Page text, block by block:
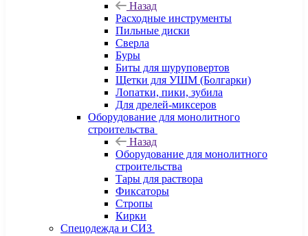
Назад
Расходные инструменты
Пильные диски
Сверла
Буры
Биты для шуруповертов
Щетки для УШМ (Болгарки)
Лопатки, пики, зубила
Для дрелей-миксеров
Оборудование для монолитного
строительства
Назад
Оборудование для монолитного
строительства
Тары для раствора
Фиксаторы
Стропы
Кирки
Спецодежда и СИЗ